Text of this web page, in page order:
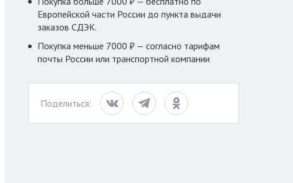
Европейской части России до пункта выдачи
заказов СДЭК.
Покупка меньше 7000 ₽ — согласно тарифам
почты России или транспортной компании
Поделиться: